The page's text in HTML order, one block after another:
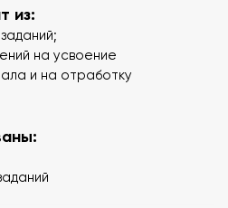
из:
на усвоение
и на отработку